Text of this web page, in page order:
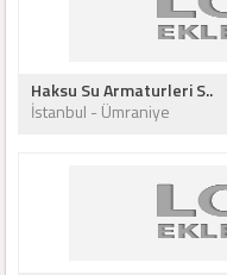
Haksu Su Armaturleri S..
İstanbul - Ümraniye